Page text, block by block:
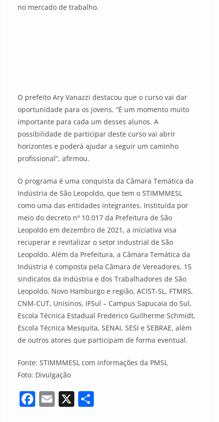
no mercado de trabalho.
O prefeito Ary Vanazzi destacou que o curso vai dar
oportunidade para os jovens. “É um momento muito
importante para cada um desses alunos. A
possibilidade de participar deste curso vai abrir
horizontes e poderá ajudar a seguir um caminho
profissional”, afirmou.
O programa é uma conquista da Câmara Temática da
Indústria de São Leopoldo, que tem o STIMMMESL
como uma das entidades integrantes. Instituída por
meio do decreto nº 10.017 da Prefeitura de São
Leopoldo em dezembro de 2021, a iniciativa visa
recuperar e revitalizar o setor industrial de São
Leopoldo. Além da Prefeitura, a Câmara Temática da
Indústria é composta pela Câmara de Vereadores, 15
sindicatos da Indústria e dos Trabalhadores de São
Leopoldo, Novo Hamburgo e região, ACIST-SL, FTMRS,
CNM-CUT, Unisinos, IFSul – Campus Sapucaia do Sul,
Escola Técnica Estadual Frederico Guilherme Schmidt,
Escola Técnica Mesquita, SENAI, SESI e SEBRAE, além
de outros atores que participam de forma eventual.
Fonte: STIMMMESL com informações da PMSL
Foto: Divulgação
F E X